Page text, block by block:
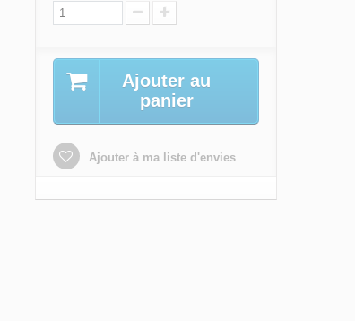
Ajouter au
panier
Ajouter à ma liste d'envies